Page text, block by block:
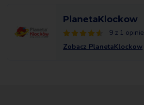
PlanetaKlockow
9 z 1 opinie
Zobacz PlanetaKlockow